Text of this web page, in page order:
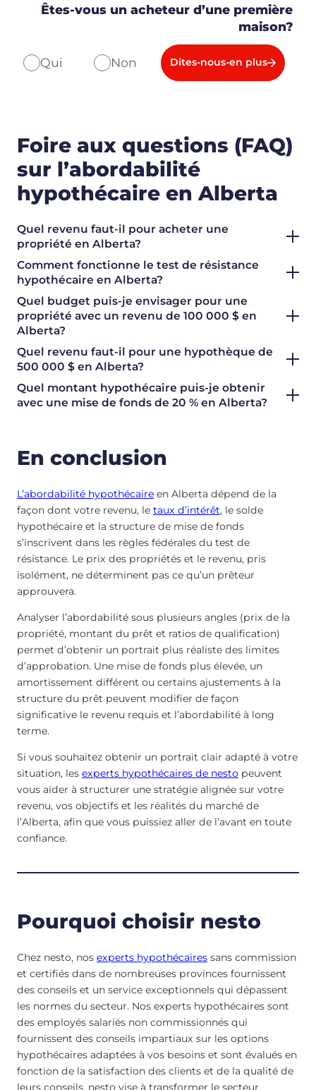
Êtes-vous un acheteur d’une première
maison?
Qui Non Dites-nous-en plus
Foire aux questions (FAQ)
sur l’abordabilité
hypothécaire en Alberta
Quel revenu faut-il pour acheter une
propriété en Alberta?
Comment fonctionne le test de résistance
hypothécaire en Alberta?
Quel budget puis-je envisager pour une
propriété avec un revenu de 100 000 $ en
Alberta?
Quel revenu faut-il pour une hypothèque de
500 000 $ en Alberta?
Quel montant hypothécaire puis-je obtenir
avec une mise de fonds de 20 % en Alberta?
En conclusion
L’abordabilité hypothécaire en Alberta dépend de la
façon dont votre revenu, le taux d’intérêt, le solde
hypothécaire et la structure de mise de fonds
s’inscrivent dans les règles fédérales du test de
résistance. Le prix des propriétés et le revenu, pris
isolément, ne déterminent pas ce qu’un prêteur
approuvera.
Analyser l’abordabilité sous plusieurs angles (prix de la
propriété, montant du prêt et ratios de qualification)
permet d’obtenir un portrait plus réaliste des limites
d’approbation. Une mise de fonds plus élevée, un
amortissement différent ou certains ajustements à la
structure du prêt peuvent modifier de façon
significative le revenu requis et l’abordabilité à long
terme.
Si vous souhaitez obtenir un portrait clair adapté à votre
situation, les experts hypothécaires de nesto peuvent
vous aider à structurer une stratégie alignée sur votre
revenu, vos objectifs et les réalités du marché de
l’Alberta, afin que vous puissiez aller de l’avant en toute
confiance.
Pourquoi choisir nesto
Chez nesto, nos experts hypothécaires sans commission
et certifiés dans de nombreuses provinces fournissent
des conseils et un service exceptionnels qui dépassent
les normes du secteur. Nos experts hypothécaires sont
des employés salariés non commissionnés qui
fournissent des conseils impartiaux sur les options
hypothécaires adaptées à vos besoins et sont évalués en
fonction de la satisfaction des clients et de la qualité de
leurs conseils. nesto vise à transformer le secteur